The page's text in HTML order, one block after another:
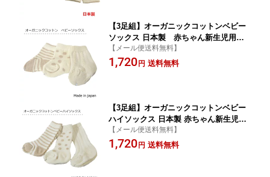
【3足組】オーガニックコットンベビー
ソックス 日本製 赤ちゃん新生児用
靴下
【メール便送料無料】
1,720 円 送料無料
【3足組】オーガニックコットンベビー
ハイソックス 日本製 赤ちゃん新生児用
靴下
【メール便送料無料】
1,720 円 送料無料